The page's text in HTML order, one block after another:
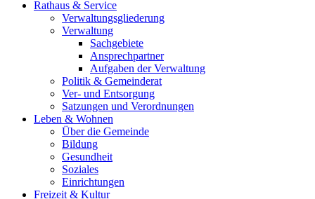
Rathaus & Service
Verwaltungsgliederung
Verwaltung
Sachgebiete
Ansprechpartner
Aufgaben der Verwaltung
Politik & Gemeinderat
Ver- und Entsorgung
Satzungen und Verordnungen
Leben & Wohnen
Über die Gemeinde
Bildung
Gesundheit
Soziales
Einrichtungen
Freizeit & Kultur